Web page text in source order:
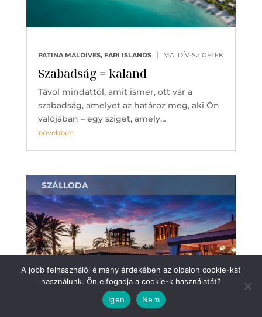
Szabadság = kaland
PATINA MALDIVES, FARI ISLANDS | MALDÍV-SZIGETEK
Távol mindattól, amit ismer, ott vár a
szabadság, amelyet az határoz meg, aki Ön
valójában – egy sziget, amely…
bővebben
SZÁLLODA
A jobb felhasználói élmény érdekében az oldalon cookie-kat
használunk. Ön elfogadja a cookie-k használatát?
Igen
Nem